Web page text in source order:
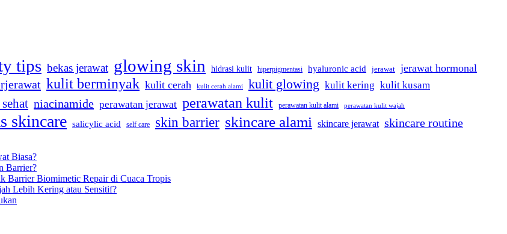
tips bekas jerawat glowing skin hidrasi kulit hiperpigmentasi hyaluronic acid jerawat jerawat hormonal
kulit berminyak kulit cerah kulit cerah alami kulit glowing kulit kering kulit kusam
niacinamide perawatan jerawat perawatan kulit perawatan kulit alami perawatan kulit wajah
skincare salicylic acid self care skin barrier skincare alami skincare jerawat skincare routine
Biasa?
Barrier?
Barrier Biomimetic Repair di Cuaca Tropis
Lebih Kering atau Sensitif?